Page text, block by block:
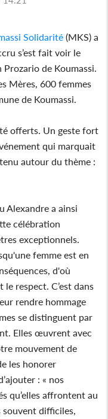
Solidarité (MKS) a
s’est fait voir le
de Koumassi.
Mères, 600 femmes
de Koumassi.
offerts. Un geste fort
qui marquait
autour du thème :
Alexandre a ainsi
célébration
exceptionnels.
femme est en
d'où
respect. C’est dans
rendre hommage
se distinguent par
Elles œuvrent avec
mouvement de
les honorer
: « nos
qu’elles affrontent au
difficiles,